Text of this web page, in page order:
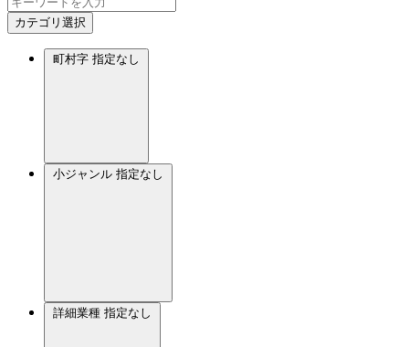
カテゴリ選択
町村字 指定なし
小ジャンル 指定なし
詳細業種 指定なし